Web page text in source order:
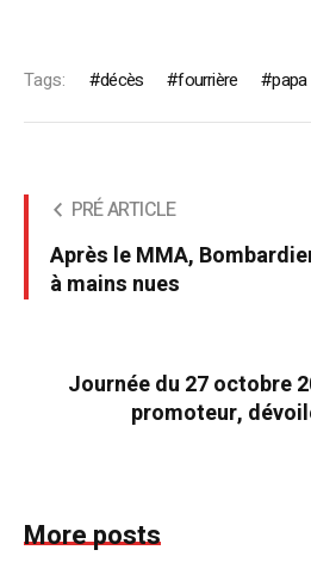
Tags: décès fourrière papa
PRÉ ARTICLE
Après le MMA,
à mains nues
Journée du 27 octobre
promoteur,
More posts